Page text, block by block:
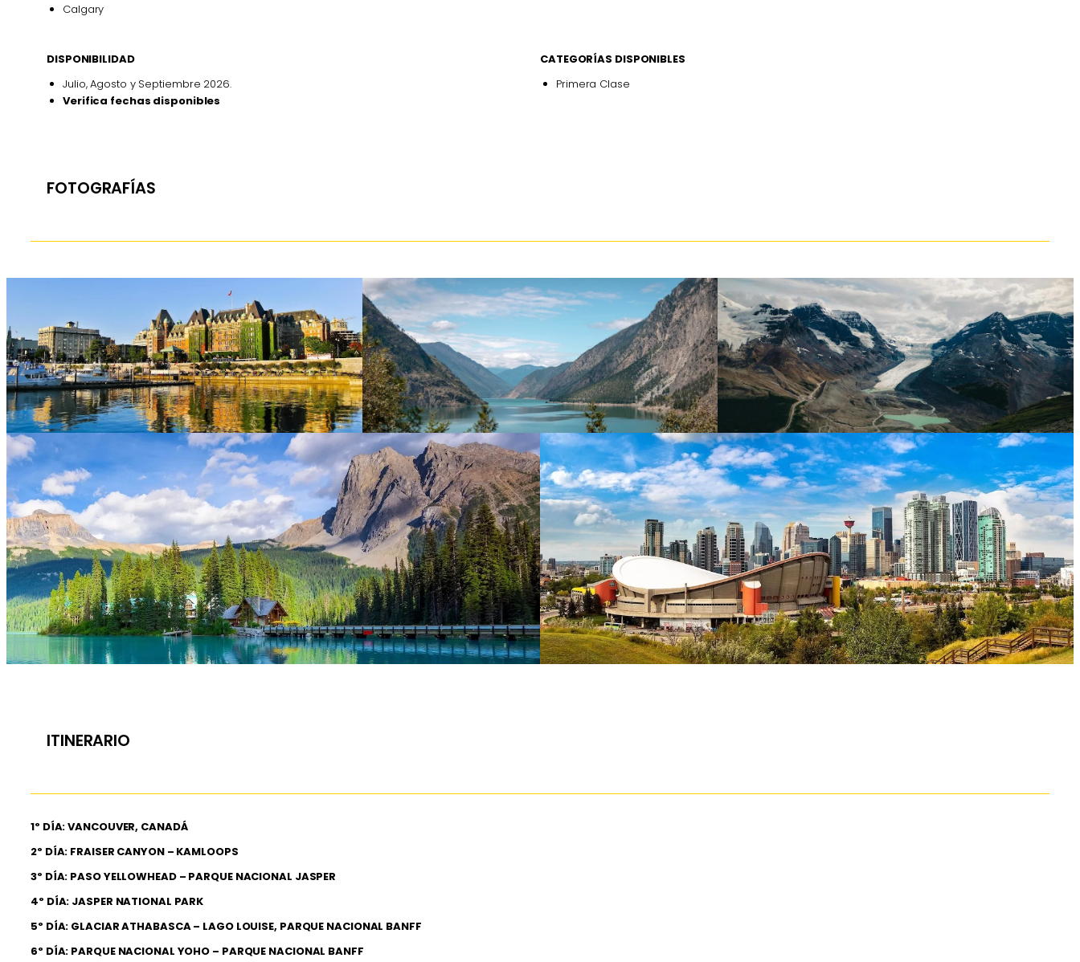
Calgary
DISPONIBILIDAD
Julio, Agosto y Septiembre 2026.
Verifica fechas disponibles
CATEGORÍAS DISPONIBLES
Primera Clase
FOTOGRAFÍAS
ITINERARIO
1º DÍA: VANCOUVER, CANADÁ
2º DÍA: FRAISER CANYON – KAMLOOPS
3º DÍA: PASO YELLOWHEAD – PARQUE NACIONAL JASPER
4º DÍA: JASPER NATIONAL PARK
5º DÍA: GLACIAR ATHABASCA – LAGO LOUISE, PARQUE NACIONAL BANFF
6º DÍA: PARQUE NACIONAL YOHO – PARQUE NACIONAL BANFF